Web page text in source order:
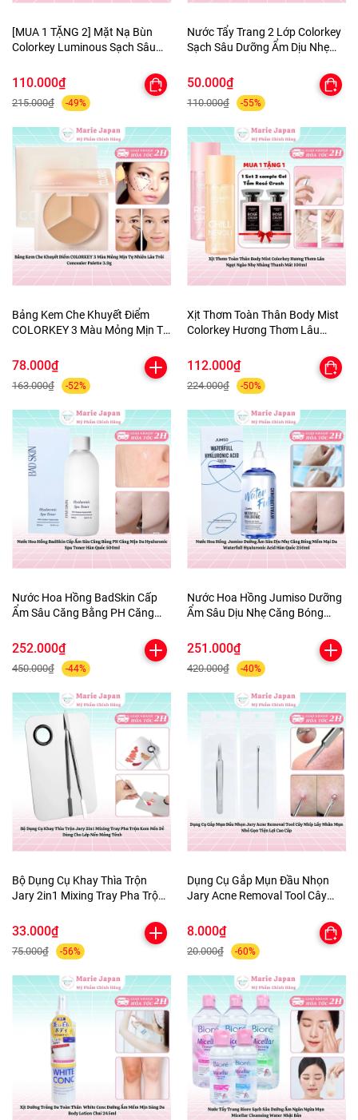
[MUA 1 TẶNG 2] Mặt Nạ Bùn
Colorkey Luminous Sạch Sâu
Mịn Purifying Clay Mask - TẶNG
SET SAMPLE 2 GEL TẮM
110.000₫
215.000₫ -49%
Nước Tẩy Trang 2 Lớp Colorkey
Sạch Sâu Dưỡng Ẩm Dịu Nhẹ
50.000₫
110.000₫ -55%
Bảng Kem Che Khuyết Điểm
COLORKEY 3 Màu Mỏng Mịn Tự
Palette 3.9g
78.000₫
163.000₫ -52%
Xịt Thơm Toàn Thân Body Mist
Colorkey Hương Thơm Lâu
Mát 100ml
112.000₫
224.000₫ -50%
Nước Hoa Hồng BadSkin Cấp
Ẩm Sâu Căng Bằng PH Căng
Hàn Quốc 500ml
252.000₫
450.000₫ -44%
Nước Hoa Hồng Jumiso Dưỡng
Ẩm Sâu Dịu Nhẹ Căng Bóng
Hyaluronic Acid Hàn Quốc
251.000₫
420.000₫ -40%
Bộ Dụng Cụ Khay Thìa Trộn
Jary 2in1 Mixing Tray Pha Trộn
Mỏng Tênh
33.000₫
75.000₫ -56%
Dụng Cụ Gắp Mụn Đầu Nhọn
Jary Acne Removal Tool Cây
Tiện Lợi Cao Cấp
8.000₫
20.000₫ -60%